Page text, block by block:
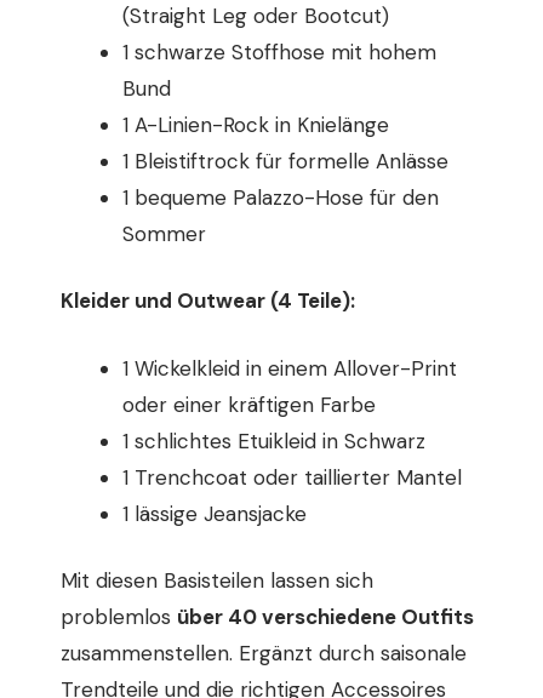
(Straight Leg oder Bootcut)
1 schwarze Stoffhose mit hohem
Bund
1 A-Linien-Rock in Knielänge
1 Bleistiftrock für formelle Anlässe
1 bequeme Palazzo-Hose für den
Sommer
Kleider und Outwear (4 Teile):
1 Wickelkleid in einem Allover-Print
oder einer kräftigen Farbe
1 schlichtes Etuikleid in Schwarz
1 Trenchcoat oder taillierter Mantel
1 lässige Jeansjacke
Mit diesen Basisteilen lassen sich
problemlos über 40 verschiedene Outfits
zusammenstellen. Ergänzt durch saisonale
Trendteile und die richtigen Accessoires